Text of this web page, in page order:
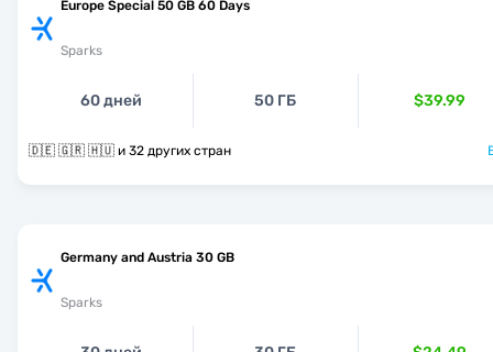
Europe Special 50 GB 60 Days
Sparks
60 дней 50 ГБ $39.99
🇩🇪 🇬🇷 🇭🇺 и 32 других стран
Germany and Austria 30 GB
Sparks